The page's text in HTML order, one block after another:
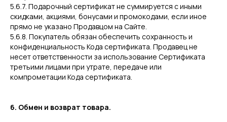
5.6.7. Подарочный сертификат не суммируется с иными
скидками, акциями, бонусами и промокодами, если иное
прямо не указано Продавцом на Сайте.
5.6.8. Покупатель обязан обеспечить сохранность и
конфиденциальность Кода сертификата. Продавец не
несет ответственности за использование Сертификата
третьими лицами при утрате, передаче или
компрометации Кода сертификата.
6. Обмен и возврат товара.